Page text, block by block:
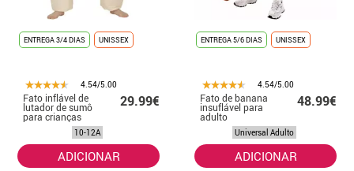
ENTREGA 3/4 DIAS UNISSEX
4.54/5.00
Fato inflável de
lutador de sumô
para crianças
29.99€
10-12A
ADICIONAR
ENTREGA 5/6 DIAS UNISSEX
4.54/5.00
Fato de banana
insuflável para
adulto
48.99€
Universal Adulto
ADICIONAR